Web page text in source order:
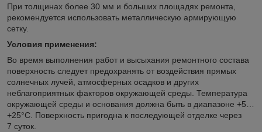
При толщинах более 30 мм и больших площадях ремонта,
рекомендуется использовать металлическую армирующую
сетку.
Условия применения:
Во время выполнения работ и высыхания ремонтного состава
поверхность следует предохранять от воздействия прямых
солнечных лучей, атмосферных осадков и других
неблагоприятных факторов окружающей среды. Температура
окружающей среды и основания должна быть в диапазоне +5…
+25°С. Поверхность пригодна к последующей отделке через
7 суток.